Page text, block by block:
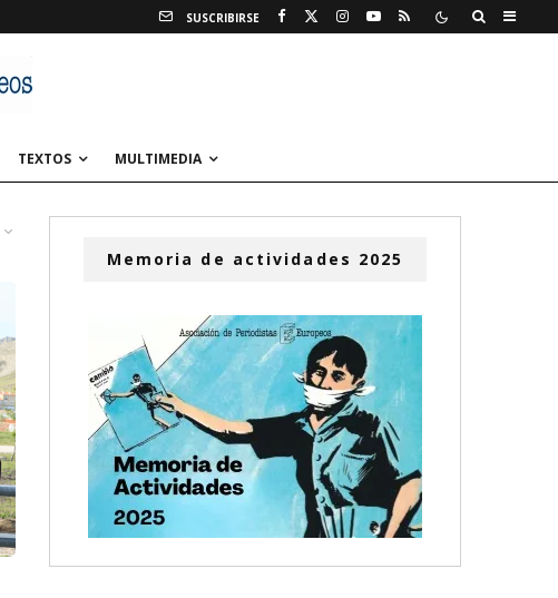
SUSCRIBIRSE
TEXTOS MULTIMEDIA
Memoria de actividades 2025